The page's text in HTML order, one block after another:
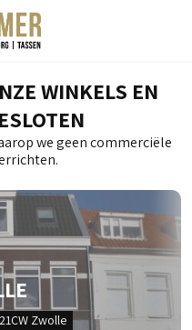
WINKELS EN
we geen commerciële
Zwolle